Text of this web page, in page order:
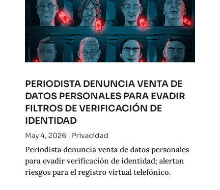
PERIODISTA DENUNCIA VENTA DE
DATOS PERSONALES PARA EVADIR
FILTROS DE VERIFICACIÓN DE
IDENTIDAD
May 4, 2026| Privacidad
Periodista denuncia venta de datos personales
para evadir verificación de identidad; alertan
riesgos para el registro virtual telefónico.